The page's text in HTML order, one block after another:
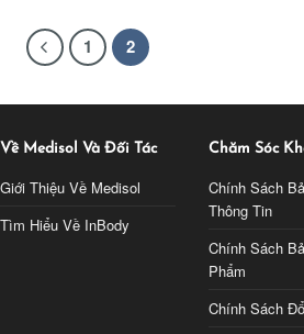
1 2
Về Medisol Và Đối Tác
Giới Thiệu Về Medisol
Tìm Hiểu Về InBody
Chăm Sóc
Chính Sách
Thông Tin
Chính Sách
Phẩm
Chính Sách